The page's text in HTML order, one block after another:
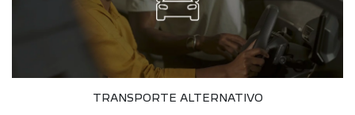
TRANSPORTE ALTERNATIVO